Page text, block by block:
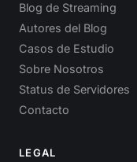
Blog de Streaming
Autores del Blog
Casos de Estudio
Sobre Nosotros
Status de Servidores
Contacto
LEGAL